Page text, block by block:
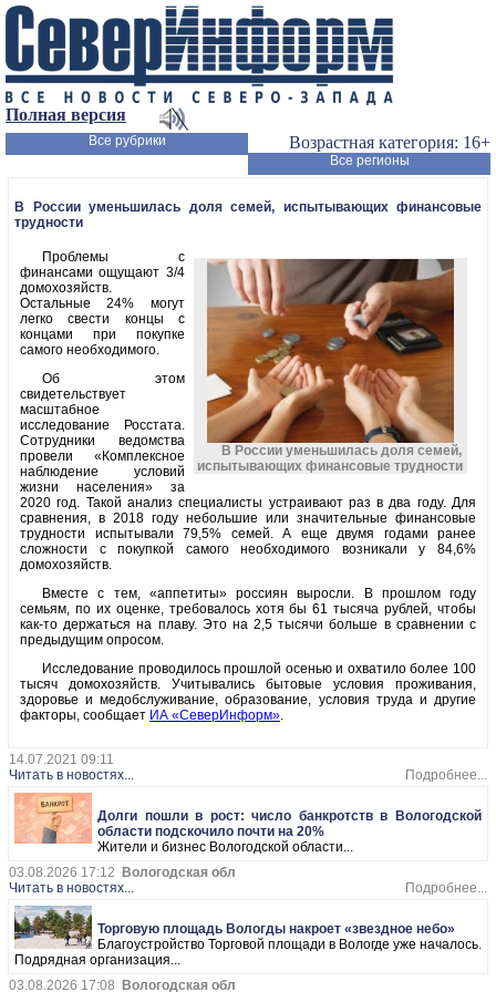
Полная версия
Возрастная категория: 16+
Все рубрики
Все регионы
В России уменьшилась доля семей, испытывающих финансовые
трудности
В России уменьшилась доля семей,
испытывающих финансовые трудности
Проблемы с
финансами ощущают 3/4
домохозяйств.
Остальные 24% могут
легко свести концы с
концами при покупке
самого необходимого.
Об этом
свидетельствует
масштабное
исследование Росстата.
Сотрудники ведомства
провели «Комплексное
наблюдение условий
жизни населения» за
2020 год. Такой анализ специалисты устраивают раз в два году. Для
сравнения, в 2018 году небольшие или значительные финансовые
трудности испытывали 79,5% семей. А еще двумя годами ранее
сложности с покупкой самого необходимого возникали у 84,6%
домохозяйств.
Вместе с тем, «аппетиты» россиян выросли. В прошлом году
семьям, по их оценке, требовалось хотя бы 61 тысяча рублей, чтобы
как-то держаться на плаву. Это на 2,5 тысячи больше в сравнении с
предыдущим опросом.
Исследование проводилось прошлой осенью и охватило более 100
тысяч домохозяйств. Учитывались бытовые условия проживания,
здоровье и медобслуживание, образование, условия труда и другие
факторы, сообщает ИА «СеверИнформ».
14.07.2021 09:11
Читать в новостях...
Подробнее...
Долги пошли в рост: число банкротств в Вологодской
области подскочило почти на 20%
Жители и бизнес Вологодской области...
03.08.2026 17:12
Вологодская обл
Читать в новостях...
Подробнее...
Торговую площадь Вологды накроет «звездное небо»
Благоустройство Торговой площади в Вологде уже началось.
Подрядная организация...
03.08.2026 17:08
Вологодская обл